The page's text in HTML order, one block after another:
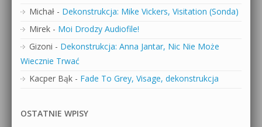
Michał - Dekonstrukcja: Mike Vickers, Visitation (Sonda)
Mirek - Moi Drodzy Audiofile!
Gizoni - Dekonstrukcja: Anna Jantar, Nic Nie Może
Wiecznie Trwać
Kacper Bąk - Fade To Grey, Visage, dekonstrukcja
OSTATNIE WPISY